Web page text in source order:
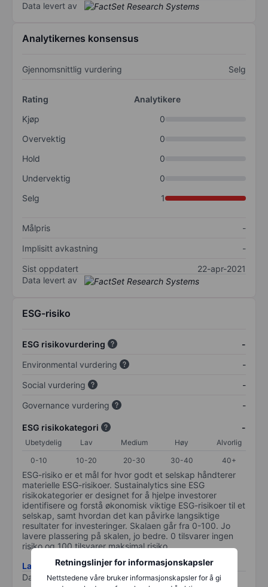
Retningslinjer for informasjonskapsler
Nettstedene våre bruker informasjonskapsler for å gi
Data levert av
Analytikernes konsensus
Gjennomsnittlig vurdering Selg
Rating
Analytikere
Kjøp
0
Overvektig
0
Hold
0
Undervektig
0
Selg
1
Målpris
-
Implisitt avkastning
-
Sist oppdatert
22-apr-2021
Data levert av
ESG-risiko
ESG risikovurdering
-
Environmental vurdering
-
Social vurdering
-
Governance vurdering
-
ESG risikokategori -
Ubetydelig Lav Medium Høy
Alvorlig
0-10
10-20 20-30 30-40 40+
ESG-risiko er et mål for hvor godt et selskap håndterer
materielle ESG-risikoer. Sustainalytics sine ESG
risikokategorier er designet for å hjelpe investorer
identifisere og forstå økonomisk viktige ESG-risikoer til et
selskap, samt hvordan det kan påvirke langsiktige
resultater for investeringer. Skalaen går fra 0-100. Jo
lavere plassering på skalen, jo bedre. 0 tilsvarer ingen
risiko og 100 tilsvarer maksimal risiko.
Last ned metodikk for ESG-risiko
Data levert av
/